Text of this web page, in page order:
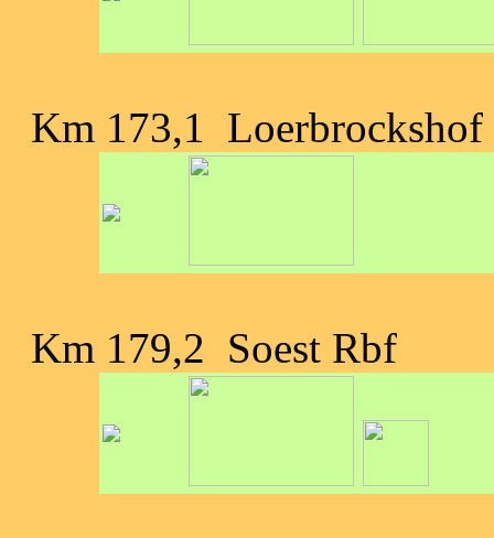
Km 173,1 Loerbrockshof
Km 179,2 Soest Rbf